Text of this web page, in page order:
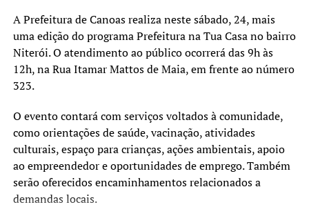
A Prefeitura de Canoas realiza neste sábado, 24, mais
uma edição do programa Prefeitura na Tua Casa no bairro
Niterói. O atendimento ao público ocorrerá das 9h às
12h, na Rua Itamar Mattos de Maia, em frente ao número
323.
O evento contará com serviços voltados à comunidade,
como orientações de saúde, vacinação, atividades
culturais, espaço para crianças, ações ambientais, apoio
ao empreendedor e oportunidades de emprego. Também
serão oferecidos encaminhamentos relacionados a
demandas locais.